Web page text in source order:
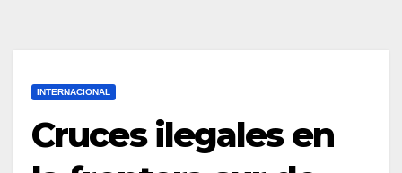
INTERNACIONAL
Cruces ilegales en